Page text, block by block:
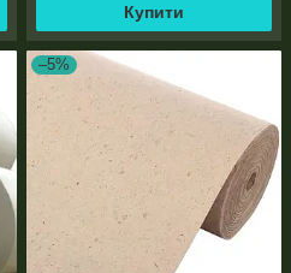
Купити
–5%